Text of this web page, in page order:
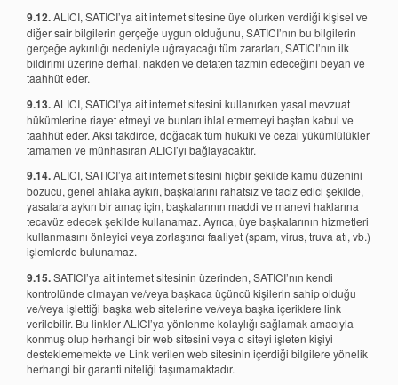
9.12.ALICI, SATICI’ya ait internet sitesine üye olurken verdiği kişisel ve
diğer sair bilgilerin gerçeğe uygun olduğunu, SATICI’nın bu bilgilerin
gerçeğe aykırılığı nedeniyle uğrayacağı tüm zararları, SATICI’nın ilk
bildirimi üzerine derhal, nakden ve defaten tazmin edeceğini beyan ve
taahhüt eder.
9.13.ALICI, SATICI’ya ait internet sitesini kullanırken yasal mevzuat
hükümlerine riayet etmeyi ve bunları ihlal etmemeyi baştan kabul ve
taahhüt eder. Aksi takdirde, doğacak tüm hukuki ve cezai yükümlülükler
tamamen ve münhasıran ALICI’yı bağlayacaktır.
9.14.ALICI, SATICI’ya ait internet sitesini hiçbir şekilde kamu düzenini
bozucu, genel ahlaka aykırı, başkalarını rahatsız ve taciz edici şekilde,
yasalara aykırı bir amaç için, başkalarının maddi ve manevi haklarına
tecavüz edecek şekilde kullanamaz. Ayrıca, üye başkalarının hizmetleri
kullanmasını önleyici veya zorlaştırıcı faaliyet (spam, virus, truva atı, vb.)
işlemlerde bulunamaz.
9.15.SATICI’ya ait internet sitesinin üzerinden, SATICI’nın kendi
kontrolünde olmayan ve/veya başkaca üçüncü kişilerin sahip olduğu
ve/veya işlettiği başka web sitelerine ve/veya başka içeriklere link
verilebilir. Bu linkler ALICI’ya yönlenme kolaylığı sağlamak amacıyla
konmuş olup herhangi bir web sitesini veya o siteyi işleten kişiyi
desteklememekte ve Link verilen web sitesinin içerdiği bilgilere yönelik
herhangi bir garanti niteliği taşımamaktadır.